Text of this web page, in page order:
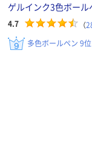
ゲルインク3色ボー
4.7 （
多色ボールペン 9位